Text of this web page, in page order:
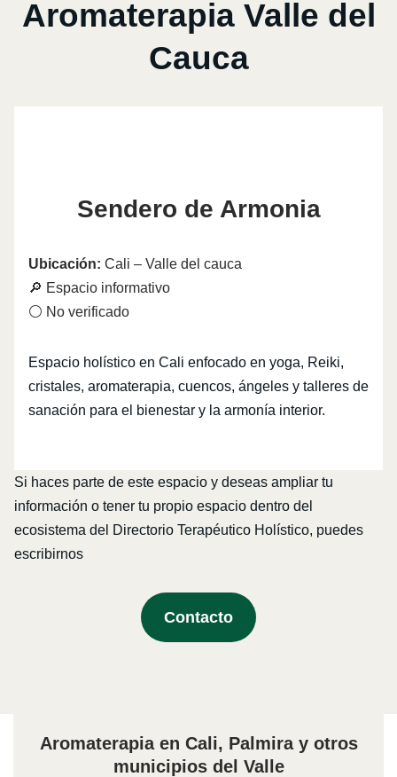
Aromaterapia Valle del
Cauca
Sendero de Armonia
Ubicación: Cali – Valle del cauca
🔎 Espacio informativo
⚪ No verificado
Espacio holístico en Cali enfocado en yoga, Reiki,
cristales, aromaterapia, cuencos, ángeles y talleres de
sanación para el bienestar y la armonía interior.
Si haces parte de este espacio y deseas ampliar tu
información o tener tu propio espacio dentro del
ecosistema del Directorio Terapéutico Holístico, puedes
escribirnos
Contacto
Aromaterapia en Cali, Palmira y otros
municipios del Valle